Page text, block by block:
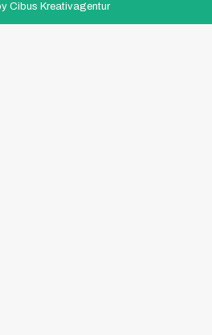
Cibus Kreativagentur